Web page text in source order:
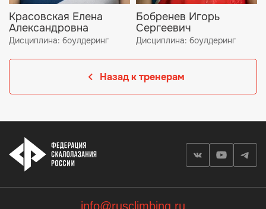
Красовская Елена
Александровна
Дисциплина: боулдеринг
Бобренев Игорь
Сергеевич
Дисциплина: боулдеринг
Назад к тренерам
info@rusclimbing.ru